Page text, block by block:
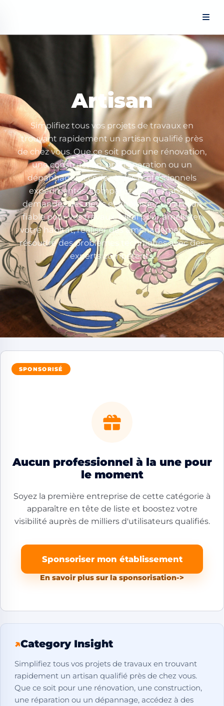
Artisan
Simplifiez tous vos projets de travaux en
trouvant rapidement un artisan qualifié près
de chez vous. Que ce soit pour une rénovation,
une construction, une réparation ou un
dépannage, accédez à des professionnels
expérimentés. Comparez les prestations,
demandez des devis et choisissez un artisan
fiable pour vos travaux. Idéal pour améliorer
votre habitat, réaliser des aménagements ou
résoudre des problèmes techniques avec des
experts compétents.
SPONSORISÉ
Aucun professionnel à la une pour
le moment
Soyez la première entreprise de cette catégorie à
apparaître en tête de liste et boostez votre
visibilité auprès de milliers d'utilisateurs qualifiés.
Sponsoriser mon établissement
En savoir plus sur la sponsorisation->
↗Category Insight
Simplifiez tous vos projets de travaux en trouvant
rapidement un artisan qualifié près de chez vous.
Que ce soit pour une rénovation, une construction,
une réparation ou un dépannage, accédez à des